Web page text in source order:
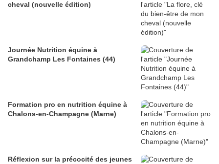
cheval (nouvelle édition)
Journée Nutrition équine à
Grandchamp Les Fontaines (44)
Formation pro en nutrition équine à
Chalons-en-Champagne (Marne)
Réflexion sur la précocité des jeunes